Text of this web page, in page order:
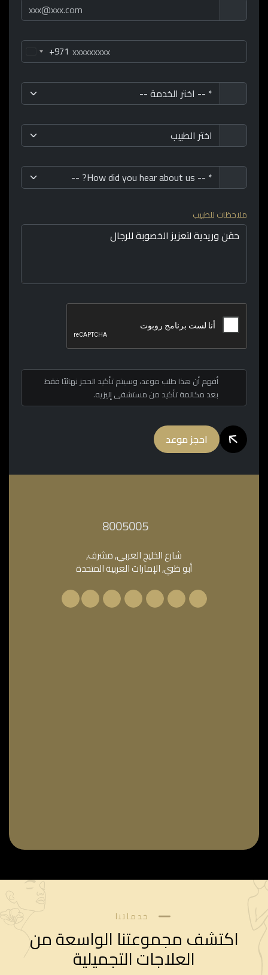
+971
ملاحظات للطبيب
أفهم أن هذا طلب موعد، وسيتم تأكيد الحجز نهائيًا فقط
بعد مكالمة تأكيد من مستشفى إليزيه.
احجز موعد
شارع الخليج العربي, مشرف,
أبو ظبي, الإمارات العربية المتحدة
خدماتنا
اكتشف مجموعتنا الواسعة من
العلاجات التجميلية